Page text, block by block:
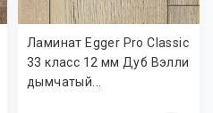
Ламинат Egger Pro Classic
33 класс 12 мм Дуб Вэлли
дымчатый...